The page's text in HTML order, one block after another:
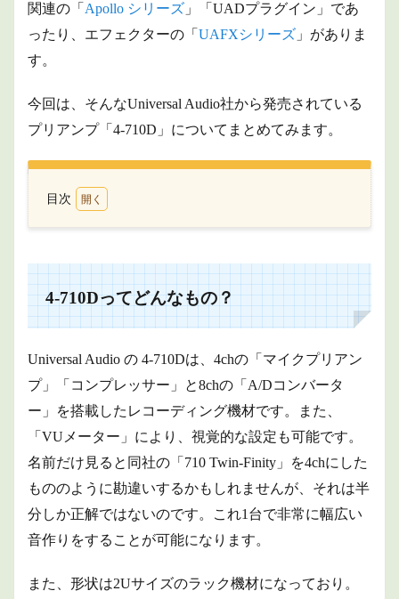
関連の「 Apollo シリーズ 」「UADプラグイン」であ
ったり、エフェクターの「 UAFXシリーズ 」がありま
す。
今回は、そんなUniversal Audio社から発売されている
プリアンプ「4-710D」について まとめてみます。
目次
って
どん
なも
の？
マイ
クプ
コン
プレ
ー
1.3
A/Dコ
ー
4-710Dってどんなもの？
Universal Audio の 4-710Dは、 4chの「マイクプリアン
プ」「コンプレッサー」と8chの「A/Dコンバータ
ー」を搭載したレコーディング機材です。また、
「VUメーター」により、視覚的な設定も可能です。
名前だけ見ると同社の「710 Twin-Finity」を4chにした
もののように勘違いするかもしれませんが、それは半
分しか正解ではないのです。これ1台で非常に幅広い
音作りをすることが可能になります。
また、形状は2Uサイズのラック機材になっており。